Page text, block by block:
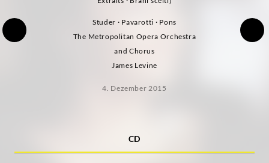
Studer · Pavarotti · Pons
The Metropolitan Opera Orchestra
and Chorus
James Levine
4. Dezember 2015
CD